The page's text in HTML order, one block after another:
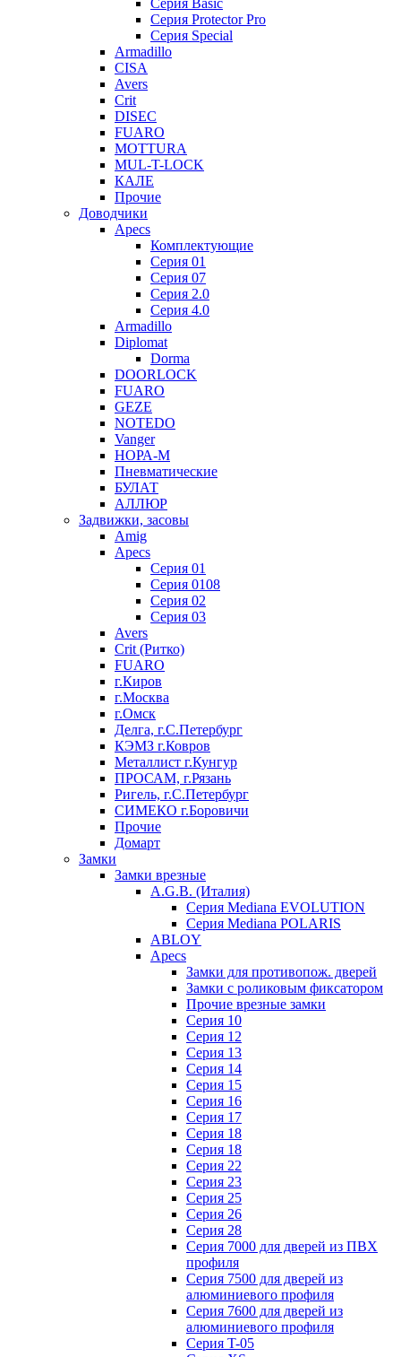
Серия Basic
Серия Protector Pro
Серия Special
Armadillo
CISA
Avers
Crit
DISEC
FUARO
MOTTURA
MUL-T-LOCK
КАЛЕ
Прочие
Доводчики
Apecs
Комплектующие
Серия 01
Серия 07
Серия 2.0
Серия 4.0
Armadillo
Diplomat
Dorma
DOORLOCK
FUARO
GEZE
NOTEDO
Vanger
НОРА-М
Пневматические
БУЛАТ
АЛЛЮР
Задвижки, засовы
Amig
Apecs
Серия 01
Серия 0108
Серия 02
Серия 03
Avers
Crit (Ритко)
FUARO
г.Киров
г.Москва
г.Омск
Делга, г.С.Петербург
КЭМЗ г.Ковров
Металлист г.Кунгур
ПРОСАМ, г.Рязань
Ригель, г.С.Петербург
СИМЕКО г.Боровичи
Прочие
Домарт
Замки
Замки врезные
A.G.B. (Италия)
Серия Mediana EVOLUTION
Серия Mediana POLARIS
ABLOY
Apecs
Замки для противопож. дверей
Замки с роликовым фиксатором
Прочие врезные замки
Серия 10
Серия 12
Серия 13
Серия 14
Серия 15
Серия 16
Серия 17
Серия 18
Серия 18
Серия 22
Серия 23
Серия 25
Серия 26
Серия 28
Серия 7000 для дверей из ПВХ
профиля
Серия 7500 для дверей из
алюминиевого профиля
Серия 7600 для дверей из
алюминиевого профиля
Серия T-05